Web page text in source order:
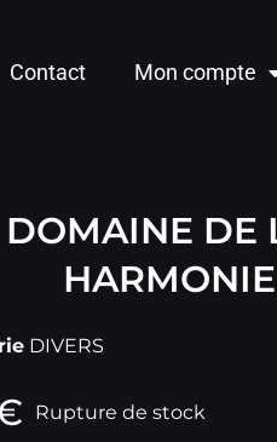
Contact Mon compte
DOMAINE DE
DIVERS
Rupture de stock